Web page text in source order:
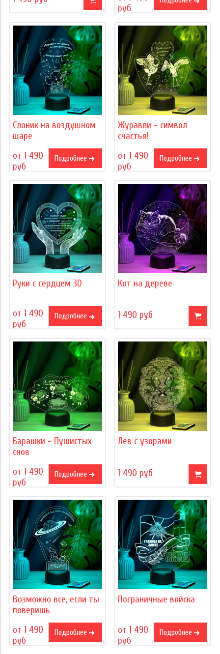
руб
Слоник на воздушном
шаре
от 1 490
руб
Подробнее
Журавли - символ
счастья!
от 1 490
руб
Подробнее
Руки с сердцем 3D
от 1 490
руб
Подробнее
Кот на дереве
1 490 руб
Барашки - Пушистых
снов
от 1 490
руб
Подробнее
Лев с узорами
1 490 руб
Возможно все, если ты
поверишь
от 1 490
руб
Подробнее
Пограничные войска
от 1 490
руб
Подробнее